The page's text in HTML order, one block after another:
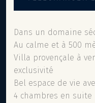
Dans un domaine
Au calme et à 500
Villa provençale à
exclusivité
Bel espace de vie
4 chambres en suite